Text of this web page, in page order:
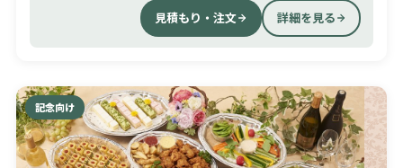
見積もり・注文 詳細を見る
記念向け